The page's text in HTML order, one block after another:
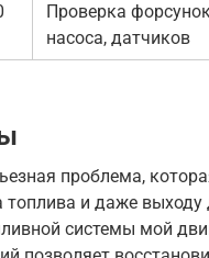
Проверка
насоса, датчиков
проблема,
и даже выходу
системы мой